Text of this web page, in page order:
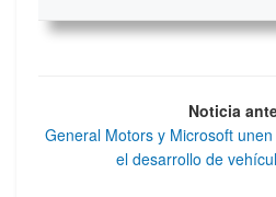
Noticia
General Motors y Microsoft
el desarrollo de